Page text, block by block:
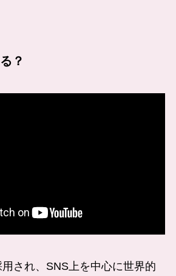
？
され、SNS上を中心に世界的